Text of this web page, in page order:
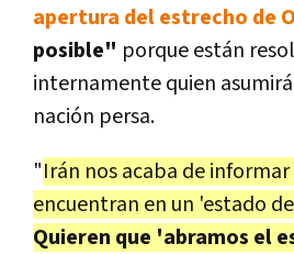
apertura del estrecho de
posible" porque están
internamente quien
nación persa.
"Irán nos acaba de informar
encuentran en un 'estado
Quieren que 'abramos el